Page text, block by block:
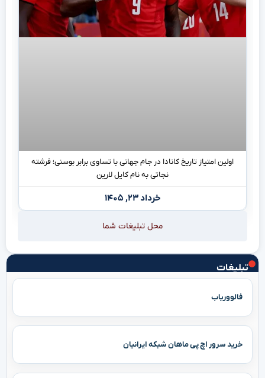
تبلیغات
فالووریاب
خرید سرور اچ پی ماهان شبکه ایرانیان
اولین امتیاز تاریخ کانادا در جام جهانی با تساوی برابر بوسنی؛ فرشته
نجاتی به نام کایل لارین
خرداد ۲۳, ۱۴۰۵
محل تبلیغات شما